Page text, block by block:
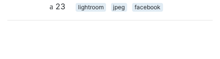
23
lightroom jpeg facebook